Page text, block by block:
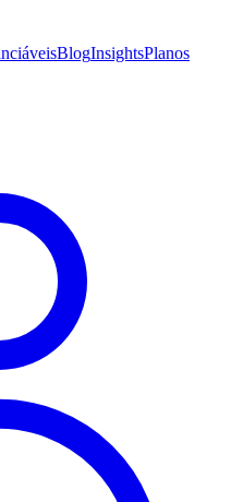
BlogInsightsPlanos